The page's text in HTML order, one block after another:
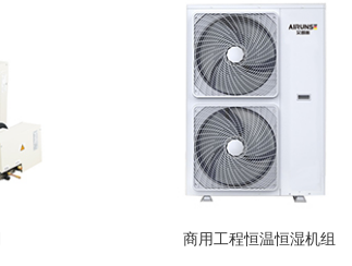
商用工程恒温恒湿机组